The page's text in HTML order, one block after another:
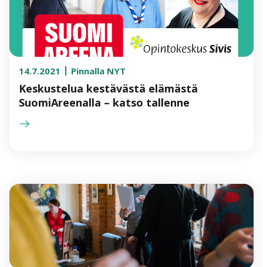
14.7.2021 Pinnalla NYT
Keskustelua kestävästä elämästä
SuomiAreenalla – katso tallenne